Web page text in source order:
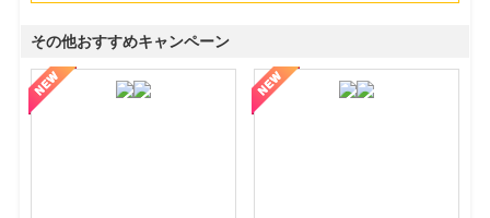
その他おすすめキャンペーン